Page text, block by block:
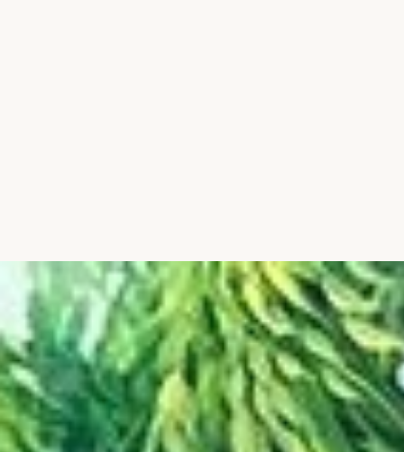
Đang mở https://hocsinhgioi.vn/bai-tho-que-huong-dat-nuoc